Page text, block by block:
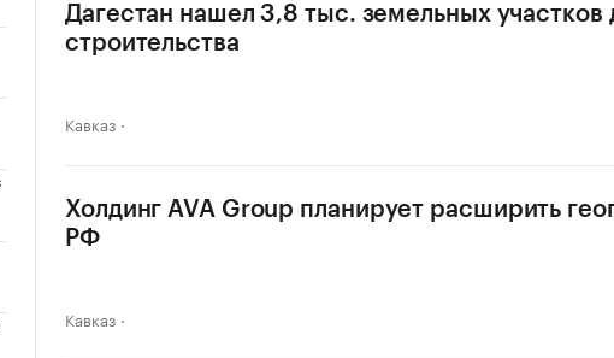
Дагестан нашел 3,8 тыс. земельных
строительства
Кавказ
Холдинг AVA Group планирует расширить
РФ
Кавказ